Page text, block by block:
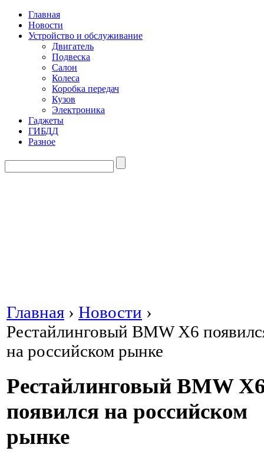
Главная
Новости
Устройство и обслуживание
Двигатель
Подвеска
Салон
Колеса
Коробка передач
Кузов
Электроника
Гаджеты
ГИБДД
Разное
Главная › Новости ›
Рестайлинговый BMW X6
на российском рынке
Рестайлинговый BMW
появился на российском
рынке